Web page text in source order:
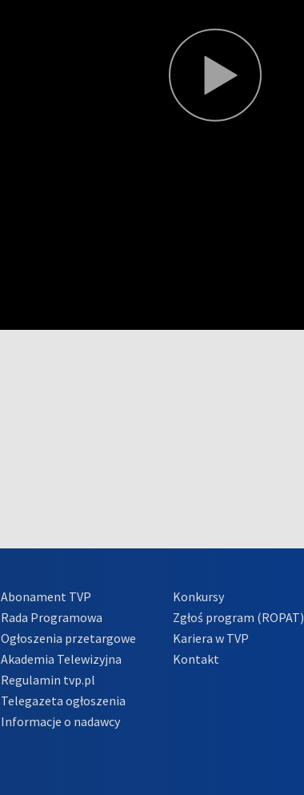
Abonament TVP
Rada Programowa
Ogłoszenia przetargowe
Akademia Telewizyjna
Regulamin tvp.pl
Telegazeta ogłoszenia
Informacje o nadawcy
Konkursy
Zgłoś program (ROPAT)
Kariera w TVP
Kontakt